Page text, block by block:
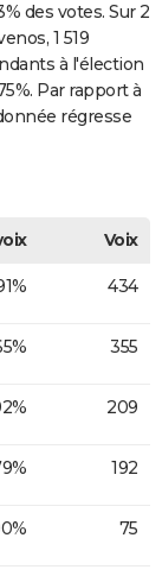
des votes. Sur 2
1 519
à l'élection
Par rapport à
régresse
Voix
434
355
209
192
75